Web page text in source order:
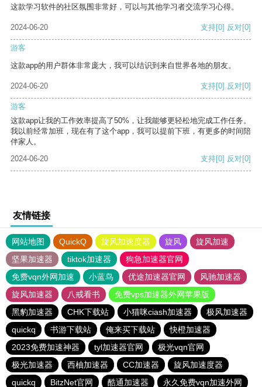
这款学习软件的社区氛围非常好，可以与其他学习者交流学习心得。
2024-06-20 支持[0] 反对[0]
游客
这款app的用户群体非常庞大，我可以结识到来自世界各地的朋友。
2024-06-20 支持[0] 反对[0]
游客
这款app让我的工作效率提高了50%，让我能够更轻松地完成工作任务。
我以前经常加班，现在有了这个app，我可以提前下班，有更多的时间陪
伴家人。
2024-06-20
支持[0] 反对[0]
友情链接
网站地图 QuickQ 旋风加速度器 旋风
旋风加速
坚果加速器
tiktok加速器
狗急加速器官网
免费vqn外网加速
小蓝鸟 优途加速器官网
风驰加速器
旋风加速器
八戒看书
免费vps加速器外网苹果版
黑豹加速器
CHK下载站 小猫咪ciash加速器
极风加速器
quickq
书游下载站 俺来买下载站
快橙加速器
2023免费加速神器
tyl加速器官网
极光vqn官网
极光加速器
西柚加速器 CC加速器
旋风加速度器
quickq
BitzNet官网 酷通加速器 永久免费vqn加速外网